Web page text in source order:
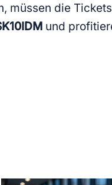
müssen die
und